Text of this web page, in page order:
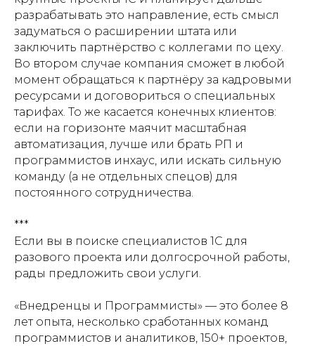
разрабатывать это направление, есть смысл
задуматься о расширении штата или
заключить партнёрство с коллегами по цеху.
Во втором случае компания сможет в любой
момент обращаться к партнёру за кадровыми
ресурсами и договориться о специальных
тарифах. То же касается конечных клиентов:
если на горизонте маячит масштабная
автоматизация, лучше или брать РП и
программистов инхаус, или искать сильную
команду (а не отдельных спецов) для
постоянного сотрудничества.
***
Если вы в поиске специалистов 1С для
разового проекта или долгосрочной работы,
рады предложить свои услуги.
«Внедренцы и Программисты» — это более 8
лет опыта, несколько сработанных команд
программистов и аналитиков, 150+ проектов,